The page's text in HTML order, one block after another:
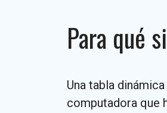
Para qué
Una tabla
computadora que